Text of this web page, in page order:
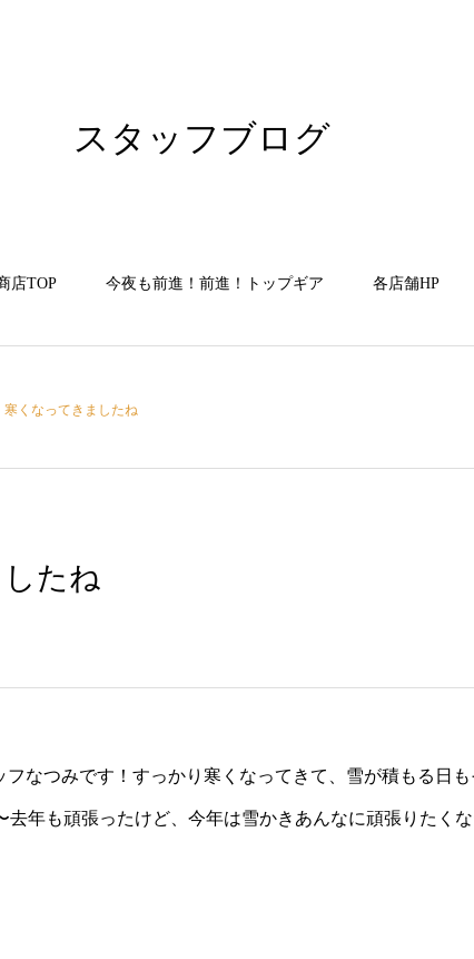
スタッフブログ
店TOP 今夜も前進！前進！トップギア 各店舗HP
寒くなってきましたね
たね
なつみです！すっかり寒くなってきて、雪が積もる日
去年も頑張ったけど、今年は雪かきあんなに頑張りたく